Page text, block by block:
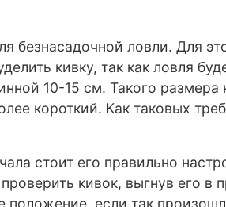
безнасадочной ловли. Для
кивку, так как ловля
10-15 см. Такого
короткий. Как таковых
стоит его правильно
кивок, выгнув его